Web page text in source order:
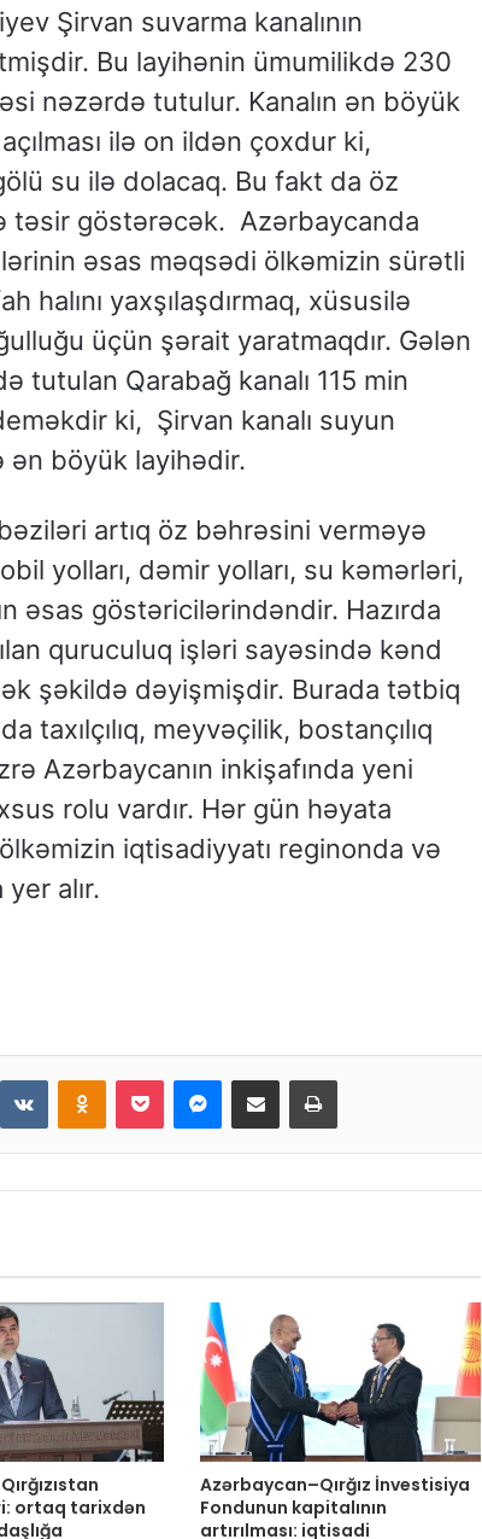
Şirvan suvarma kanalının
Bu layihənin ümumilikdə 230
nəzərdə tutulur. Kanalın ən böyük
ilə on ildən çoxdur ki,
su ilə dolacaq. Bu fakt da öz
təsir göstərəcək. Azərbaycanda
əsas məqsədi ölkəmizin sürətli
halını yaxşılaşdırmaq, xüsusilə
üçün şərait yaratmaqdır. Gələn
tutulan Qarabağ kanalı 115 min
ki, Şirvan kanalı suyun
ən böyük layihədir.
artıq öz bəhrəsini verməyə
yolları, dəmir yolları, su kəmərləri,
əsas göstəricilərindəndir. Hazırda
quruculuq işləri sayəsində kənd
şəkildə dəyişmişdir. Burada tətbiq
taxılçılıq, meyvəçilik, bostançılıq
Azərbaycanın inkişafında yeni
rolu vardır. Hər gün həyata
iqtisadiyyatı reginonda və
alır.
ortaq tarixdən
Azərbaycan–Qırğız İnvestisiya
Fondunun kapitalının
artırılması: iqtisadi